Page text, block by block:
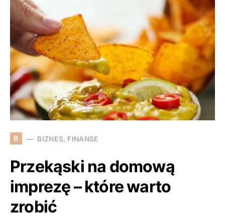
B BIZNES, FINANSE
Przekąski na domową
imprezę – które warto
zrobić